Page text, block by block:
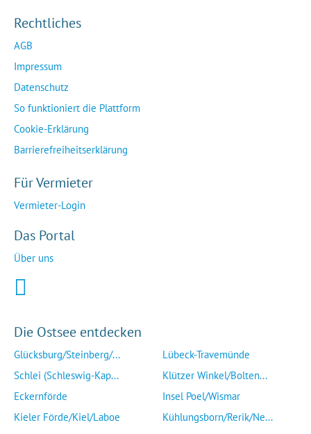
Rechtliches
AGB
Impressum
Datenschutz
So funktioniert die Plattform
Cookie-Erklärung
Barrierefreiheitserklärung
Für Vermieter
Vermieter-Login
Das Portal
Über uns
Die Ostsee entdecken
Glücksburg/Steinberg/...
Schlei (Schleswig-Kap...
Eckernförde
Kieler Förde/Kiel/Laboe
Lübeck-Travemünde
Klützer Winkel/Bolten...
Insel Poel/Wismar
Kühlungsborn/Rerik/Ne...